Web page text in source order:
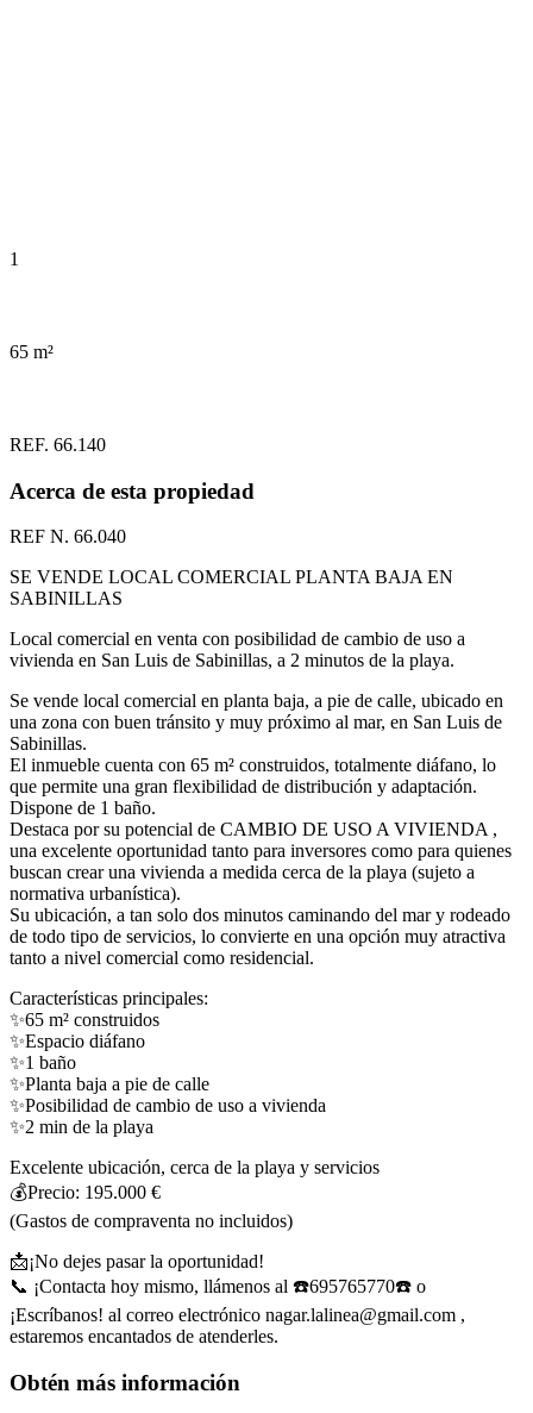
1
65 m²
REF. 66.140
Acerca de esta propiedad
REF N. 66.040
SE VENDE LOCAL COMERCIAL PLANTA BAJA EN
SABINILLAS
Local comercial en venta con posibilidad de cambio de uso a
vivienda en San Luis de Sabinillas, a 2 minutos de la playa.
Se vende local comercial en planta baja, a pie de calle, ubicado en
una zona con buen tránsito y muy próximo al mar, en San Luis de
Sabinillas.
El inmueble cuenta con 65 m² construidos, totalmente diáfano, lo
que permite una gran flexibilidad de distribución y adaptación.
Dispone de 1 baño.
Destaca por su potencial de CAMBIO DE USO A VIVIENDA ,
una excelente oportunidad tanto para inversores como para quienes
buscan crear una vivienda a medida cerca de la playa (sujeto a
normativa urbanística).
Su ubicación, a tan solo dos minutos caminando del mar y rodeado
de todo tipo de servicios, lo convierte en una opción muy atractiva
tanto a nivel comercial como residencial.
Características principales:
✨65 m² construidos
✨Espacio diáfano
✨1 baño
✨Planta baja a pie de calle
✨Posibilidad de cambio de uso a vivienda
✨2 min de la playa
Excelente ubicación, cerca de la playa y servicios
💰Precio: 195.000 €
(Gastos de compraventa no incluidos)
📩¡No dejes pasar la oportunidad!
📞 ¡Contacta hoy mismo, llámenos al ☎️695765770☎️ o
¡Escríbanos! al correo electrónico nagar.lalinea@gmail.com ,
estaremos encantados de atenderles.
Obtén más información